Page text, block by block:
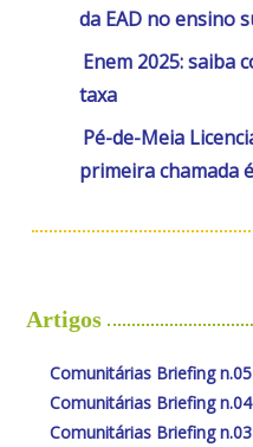
da EAD no ensino
Enem 2025: saiba
taxa
Pé-de-Meia
primeira chamada
Artigos
Comunitárias Briefing n.05
Comunitárias Briefing n.04
Comunitárias Briefing n.03